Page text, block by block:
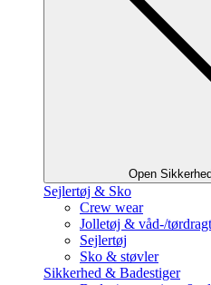
Open
Sejlertøj & Sko
Crew wear
Jolletøj & våd-/
Sejlertøj
Sko & støvler
Sikkerhed & Badestiger